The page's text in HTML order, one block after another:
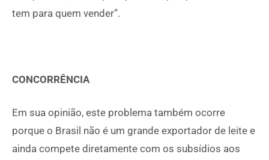
tem para quem vender”.
CONCORRÊNCIA
Em sua opinião, este problema também ocorre
porque o Brasil não é um grande exportador de leite e
ainda compete diretamente com os subsídios aos